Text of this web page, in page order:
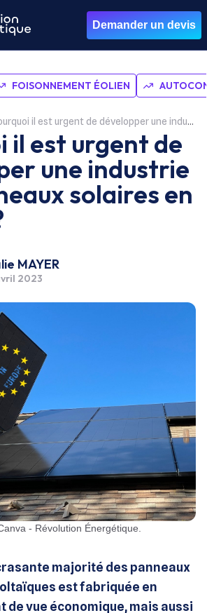
Demander un devis
FOISONNEMENT ÉOLIEN
il est urgent de développer une industrie des panneaux solaires en Europe ?
il est urgent de
une industrie
solaires en
MAYER
2023
- Révolution Énergétique.
majorité des panneaux
est fabriquée en
de vue économique, mais aussi